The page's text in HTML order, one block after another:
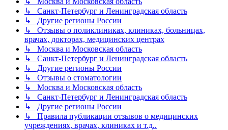
↳ Санкт-Петербург и Ленинградская область
↳ Другие регионы России
↳ Отзывы о поликлиниках, клиниках, больницах,
врачах, докторах, медицинских центрах
↳ Москва и Московская область
↳ Санкт-Петербург и Ленинградская область
↳ Другие регионы России
↳ Отзывы о стоматологии
↳ Москва и Московская область
↳ Санкт-Петербург и Ленинградская область
↳ Другие регионы России
↳ Правила публикации отзывов о медицинских
учреждениях, врачах, клиниках и т.д..